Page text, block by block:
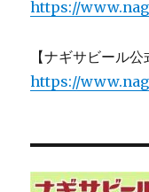
https://
【ナギサビール公
https://